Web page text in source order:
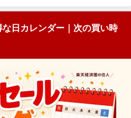
な日カレンダー｜次の買い時